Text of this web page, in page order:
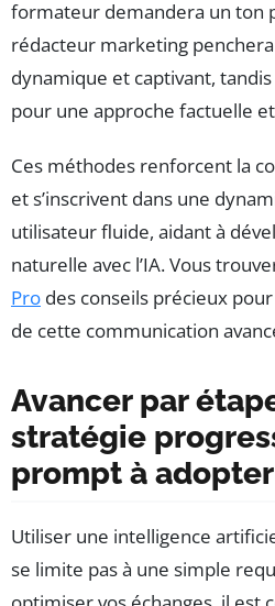
formateur demandera un ton
rédacteur marketing
dynamique et captivant,
pour une approche factuelle
Ces méthodes renforcent la
et s’inscrivent dans une
utilisateur fluide, aidant à
naturelle avec l’IA. Vous
Pro des conseils précieux
de cette communication
Avancer par
stratégie
prompt à adopter
Utiliser une intelligence
se limite pas à une simple